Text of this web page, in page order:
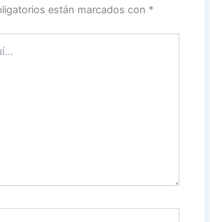
están marcados con *